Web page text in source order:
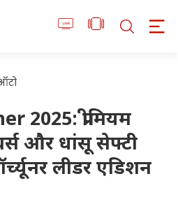
2025: प्रीमियम
और धांसू सेफ्टी
लीडर एडिशन